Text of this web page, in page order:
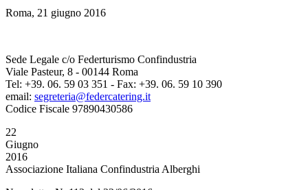
Roma, 21 giugno 2016
Sede Legale c/o Federturismo Confindustria
Viale Pasteur, 8 - 00144 Roma
Tel: +39. 06. 59 03 351 - Fax: +39. 06. 59 10 390
email: segreteria@federcatering.it
Codice Fiscale 97890430586
22
Giugno
2016
Associazione Italiana Confindustria Alberghi